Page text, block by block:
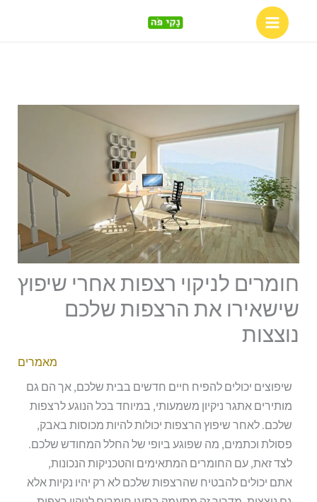
חומרים לניקוי רצפות אחרי שיפוץ
שישאירו את הרצפות שלכם
נוצצות
מאמרים
שיפוצים יכולים להפיח חיים חדשים בבית שלכם, אך הם גם
מותירים אתגר ניקיון משמעותי, במיוחד בכל הנוגע לרצפות
שלכם. לאחר שיפוץ הרצפות יכולות להיות מכוסות באבק,
פסולת וכתמים, מה שפוגע ביופי של החלל המחודש שלכם.
לצד זאת, עם החומרים המתאימים והטכניקות הנכונות,
אתם יכולים להבטיח שהרצפות שלכם לא רק יהיו נקיות אלא